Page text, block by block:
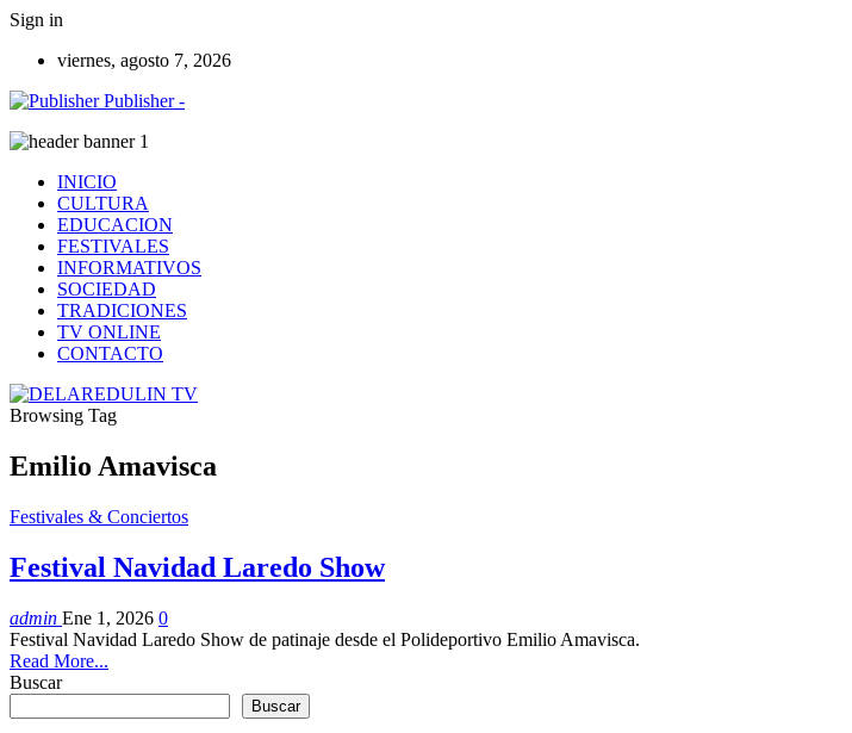
Sign in
viernes, agosto 7, 2026
Publisher -
INICIO
CULTURA
EDUCACION
FESTIVALES
INFORMATIVOS
SOCIEDAD
TRADICIONES
TV ONLINE
CONTACTO
Browsing Tag
Emilio Amavisca
Festivales & Conciertos
Festival Navidad Laredo Show
admin Ene 1, 2026 0
Festival Navidad Laredo Show de patinaje desde el Polideportivo Emilio Amavisca.
Read More...
Buscar
Buscar